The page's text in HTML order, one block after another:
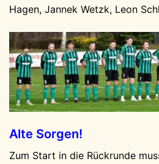
Hagen, Jannek Wetzk, Leon
Alte Sorgen!
Zum Start in die Rückrunde